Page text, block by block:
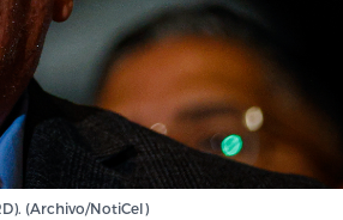
(Archivo/NotiCel)